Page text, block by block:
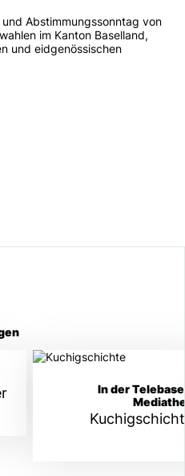
Abstimmungssonntag von
im Kanton Baselland,
und eidgenössischen
In der